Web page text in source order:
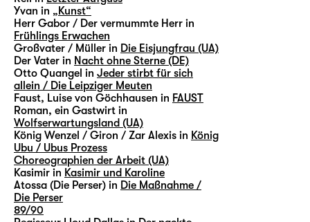
Yvan in „Kunst“
Herr Gabor / Der vermummte Herr in
Frühlings Erwachen
Großvater / Müller in Die Eisjungfrau (UA)
Der Vater in Nacht ohne Sterne (DE)
Otto Quangel in Jeder stirbt für sich
allein / Die Leipziger Meuten
Faust, Luise von Göchhausen in FAUST
Roman, ein Gastwirt in
Wolfserwartungsland (UA)
König Wenzel / Giron / Zar Alexis in König
Ubu / Ubus Prozess
Choreographien der Arbeit (UA)
Kasimir in Kasimir und Karoline
Atossa (Die Perser) in Die Maßnahme /
Die Perser
89/90